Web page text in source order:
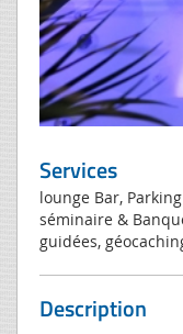
Services
lounge Bar,
séminaire &
guidées,
Description